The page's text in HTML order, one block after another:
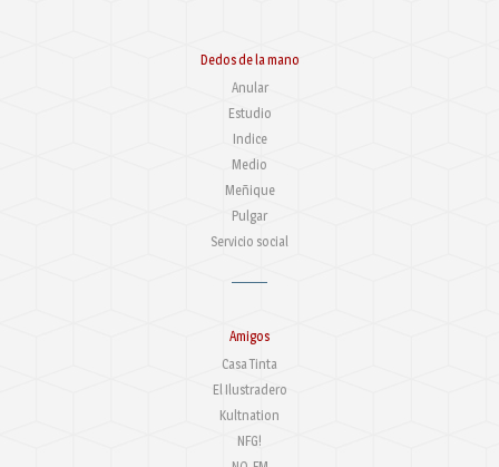
Dedos de la mano
Anular
Estudio
Indice
Medio
Meñique
Pulgar
Servicio social
Amigos
Casa Tinta
El Ilustradero
Kultnation
NFG!